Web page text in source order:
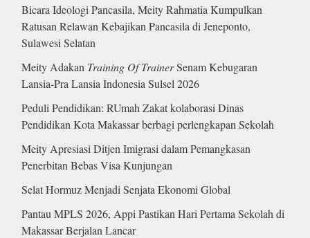
Bicara Ideologi Pancasila, Meity Rahmatia Kumpulkan
Ratusan Relawan Kebajikan Pancasila di Jeneponto,
Sulawesi Selatan
Meity Adakan Training Of TrainerSenam Kebugaran
Lansia-Pra Lansia Indonesia Sulsel 2026
Peduli Pendidikan: RUmah Zakat kolaborasi Dinas
Pendidikan Kota Makassar berbagi perlengkapan Sekolah
Meity Apresiasi Ditjen Imigrasi dalam Pemangkasan
Penerbitan Bebas Visa Kunjungan
Selat Hormuz Menjadi Senjata Ekonomi Global
Pantau MPLS 2026, Appi Pastikan Hari Pertama Sekolah di
Makassar Berjalan Lancar